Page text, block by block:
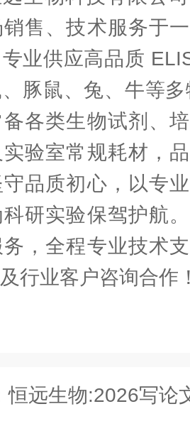
售、技术服务于
业供应高品质
豚鼠、兔、牛等
各类生物试剂、
验室常规耗材，
品质初心，以专
研实验保驾护航
，全程专业技术
行业客户咨询合作
恒远生物:2026写论